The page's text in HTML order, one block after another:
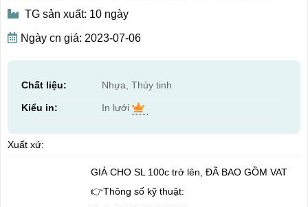
TG sản xuất: 10 ngày
Ngày cn giá: 2023-07-06
Chất liệu: Nhựa, Thủy tinh
Kiểu in: In lưới
Xuất xứ:
GIÁ CHO SL 100c trở lên, ĐÃ BAO GỒM VAT
👉Thông số kỹ thuật: